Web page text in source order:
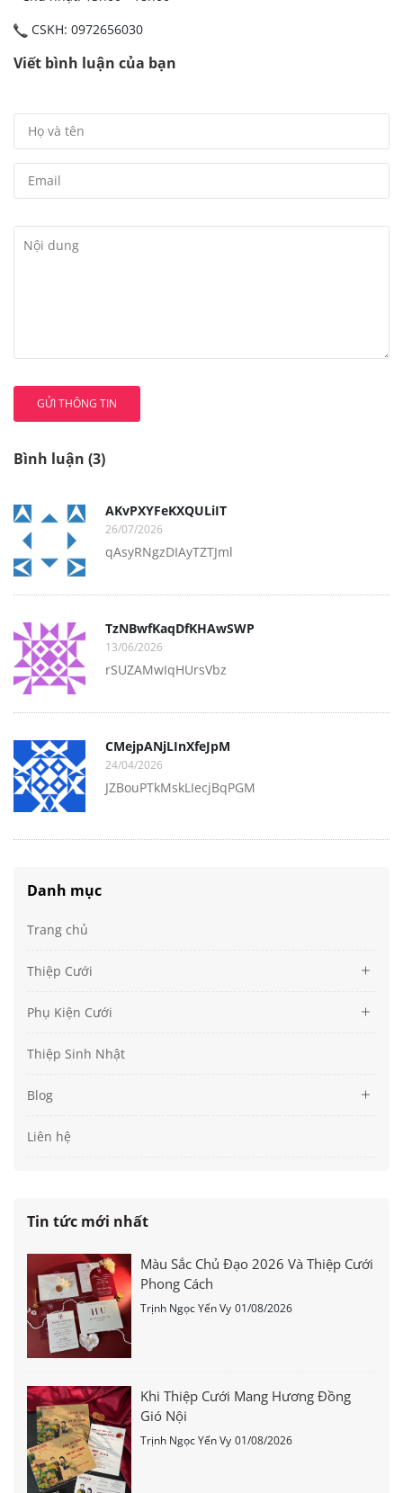
CSKH: 0972656030
Viết bình luận của bạn
GỬI THÔNG TIN
Bình luận (3)
AKvPXYFeKXQULiIT
26/07/2026
qAsyRNgzDIAyTZTJml
TzNBwfKaqDfKHAwSWP
13/06/2026
rSUZAMwIqHUrsVbz
CMejpANjLInXfeJpM
24/04/2026
JZBouPTkMskLIecjBqPGM
Danh mục
Trang chủ
Thiệp Cưới
Phụ Kiện Cưới
Thiệp Sinh Nhật
Blog
Liên hệ
Tin tức mới nhất
Màu Sắc Chủ Đạo 2026 Và Thiệp Cưới
Phong Cách
Trịnh Ngọc Yến Vy 01/08/2026
Khi Thiệp Cưới Mang Hương Đồng
Gió Nội
Trịnh Ngọc Yến Vy 01/08/2026